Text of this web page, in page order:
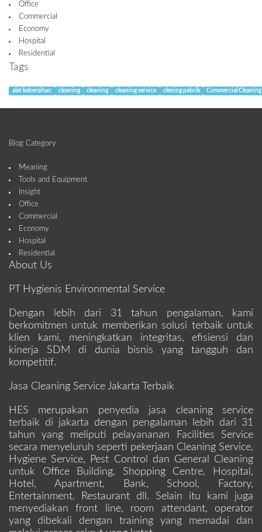
Office
Commercial
Economy
Hospital
Residential
Tags
alat kebersihan cleaning cleaning cleaning service clening pabrik Commercial Cleaning
Blog Category
Meaning
Tools and Equipment
Insight
Office
Commercial
Economy
Hospital
Residential
About Us
PT Hygienis Environmental Service
Dengan lebih dari 31 tahun pengalaman, kami
berkomitmen untuk memberikan solusi terbaik untuk
klien kami, meningkatkan integritas, efisiensi dan
kinerja SDM di dunia bisnis yang tangguh dan
kompetitif.
Jasa Cleaning Service Jakarta Terbaik
HES merupakan penyedia jasa cleaning service
terbaik di jakarta dengan pengalaman lebih dari 31
tahun yang meliputi pelayananan Facilities Service
secara menyeluruh seperti pekerjaan Cleaning Service,
Hygiene Service, Pest Control dan General Cleaning
untuk Office Building, Shopping Centre, Hospital,
Hotel, Apartment, Bank, School, Factory,
Entertainment, Restaurant dll. Selain itu kami juga
menyediakan front line, room attendant, operator
yang dibekali dengan training yang memadai dan